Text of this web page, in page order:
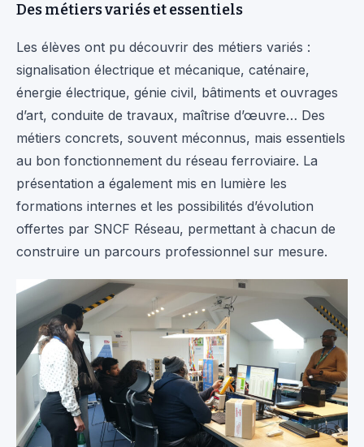
Des métiers variés et essentiels
Les élèves ont pu découvrir des métiers variés :
signalisation électrique et mécanique, caténaire,
énergie électrique, génie civil, bâtiments et ouvrages
d’art, conduite de travaux, maîtrise d’œuvre… Des
métiers concrets, souvent méconnus, mais essentiels
au bon fonctionnement du réseau ferroviaire. La
présentation a également mis en lumière les
formations internes et les possibilités d’évolution
offertes par SNCF Réseau, permettant à chacun de
construire un parcours professionnel sur mesure.